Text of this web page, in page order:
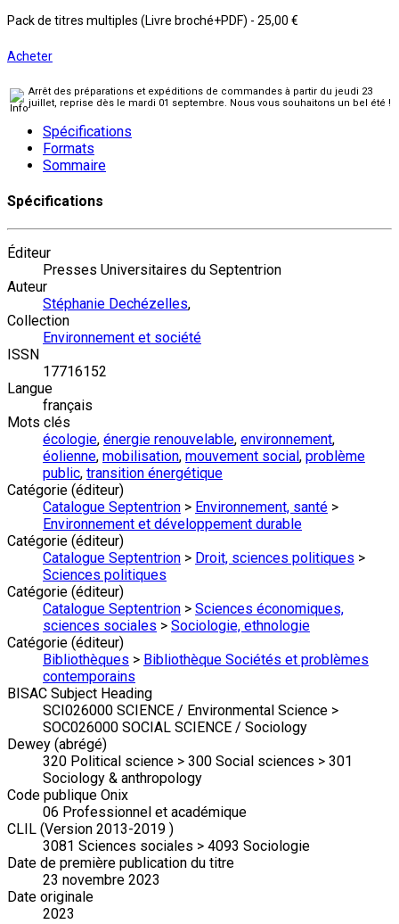
Pack de titres multiples (Livre broché+PDF) - 25,00 €
Acheter
Arrêt des préparations et expéditions de commandes à partir du jeudi 23
juillet, reprise dès le mardi 01 septembre. Nous vous souhaitons un bel été !
Spécifications
Formats
Sommaire
Spécifications
Éditeur
Presses Universitaires du Septentrion
Auteur
Stéphanie Dechézelles,
Collection
Environnement et société
ISSN
17716152
Langue
français
Mots clés
écologie, énergie renouvelable, environnement,
éolienne, mobilisation, mouvement social , problème
public, transition énergétique
Catégorie (éditeur)
Catalogue Septentrion > Environnement, santé >
Environnement et développement durable
Catégorie (éditeur)
Catalogue Septentrion > Droit, sciences politiques >
Sciences politiques
Catégorie (éditeur)
Catalogue Septentrion > Sciences économiques,
sciences sociales > Sociologie, ethnologie
Catégorie (éditeur)
Bibliothèques > Bibliothèque Sociétés et problèmes
contemporains
BISAC Subject Heading
SCI026000 SCIENCE / Environmental Science >
SOC026000 SOCIAL SCIENCE / Sociology
Dewey (abrégé)
320 Political science > 300 Social sciences > 301
Sociology & anthropology
Code publique Onix
06 Professionnel et académique
CLIL (Version 2013-2019 )
3081 Sciences sociales > 4093 Sociologie
Date de première publication du titre
23 novembre 2023
Date originale
2023